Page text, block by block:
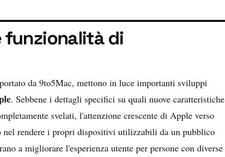
funzionalità di
da 9to5Mac, mettono in luce importanti sviluppi
. Sebbene i dettagli specifici su quali nuove caratteristiche
svelati, l'attenzione crescente di Apple verso
rendere i propri dispositivi utilizzabili da un pubblico
a migliorare l'esperienza utente per persone con diverse